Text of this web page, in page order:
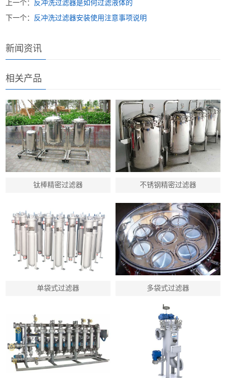
上一个： 反冲洗过滤器是如何过滤液体的
下一个： 反冲洗过滤器安装使用注意事项说明
新闻资讯
相关产品
钛棒精密过滤器 不锈钢精密过滤器
单袋式过滤器 多袋式过滤器